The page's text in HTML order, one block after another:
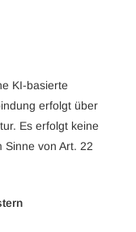
KI-basierte
erfolgt über
Es erfolgt keine
Sinne von Art. 22